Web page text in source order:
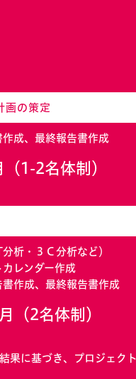
画の策定
成、最終報告書作成
1-2名体制）
析・３Ｃ分析など）
レンダー作成
作成、最終報告書作成
（2名体制）
果に基づき、プロジェク